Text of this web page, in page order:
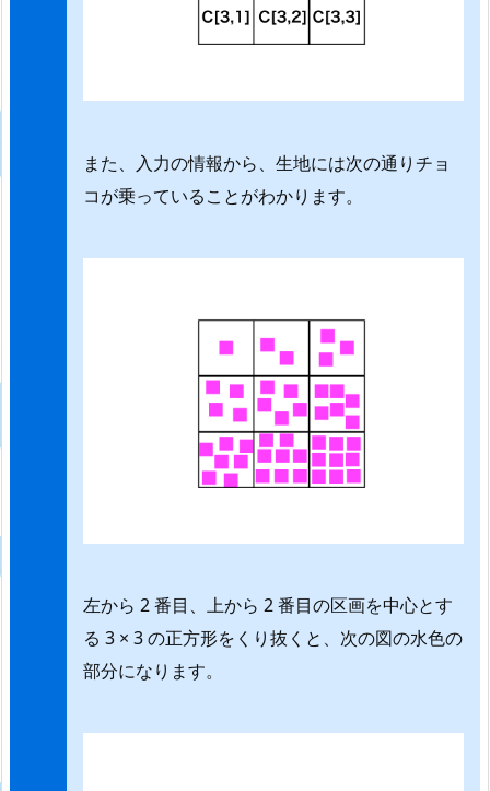
また、入力の情報から、生地には次の通りチョ
コが乗っていることがわかります。
左から 2 番目、上から 2 番目の区画を中心とす
る 3 × 3 の正方形をくり抜くと、次の図の水色の
部分になります。